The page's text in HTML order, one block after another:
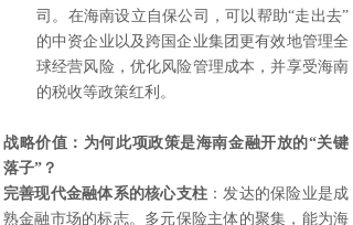
司。在海南设立自保公司，可以帮助“走出去”
的中资企业以及跨国企业集团更有效地管理全
球经营风险，优化风险管理成本，并享受海南
的税收等政策红利。
战略价值：为何此项政策是海南金融开放的“关键
落子”？
完善现代金融体系的核心支柱 ：发达的保险业是成
熟金融市场的标志。多元保险主体的聚集，能为海